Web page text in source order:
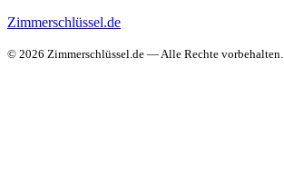
Zimmerschlüssel.de
© 2026 Zimmerschlüssel.de — Alle Rechte vorbehalten.